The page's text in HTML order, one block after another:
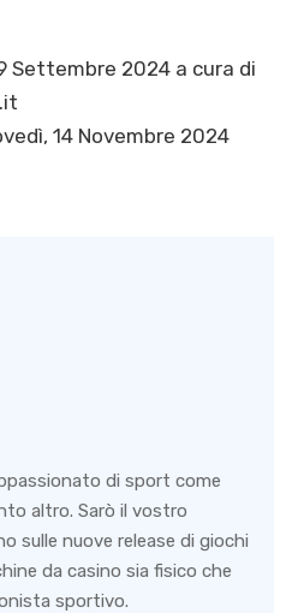
Settembre 2024 a cura di
14 Novembre 2024
di sport come
altro. Sarò il vostro
sulle nuove release di giochi
da casino sia fisico che
sportivo.